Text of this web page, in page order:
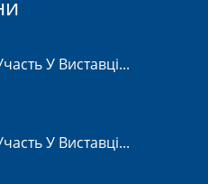
У Виставці...
У Виставці...